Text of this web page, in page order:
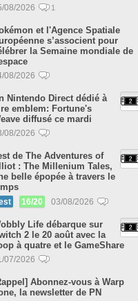
08/2026 1
et l'Agence Spatiale
s’associent pour
la Semaine mondiale de
08/2026
Nintendo Direct dédié à
emblem: Fortune's
diffusé ce mardi
08/2026
de The Adventures of
: The Millenium Tales,
belle épopée à travers le
16/20 03/08/2026
Life débarque sur
2 le 20 août avec la
à quatre et le GameShare
07/2026
Abonnez-vous à Warp
la newsletter de PN